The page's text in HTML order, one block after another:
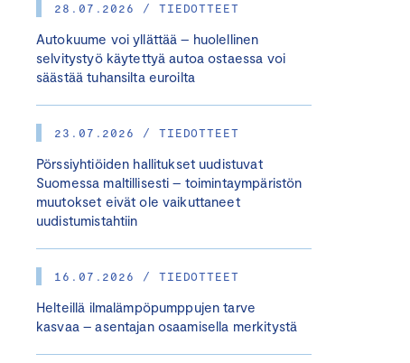
28.07.2026 / TIEDOTTEET
Autokuume voi yllättää – huolellinen
selvitystyö käytettyä autoa ostaessa voi
säästää tuhansilta euroilta
23.07.2026 / TIEDOTTEET
Pörssiyhtiöiden hallitukset uudistuvat
Suomessa maltillisesti – toimintaympäristön
muutokset eivät ole vaikuttaneet
uudistumistahtiin
16.07.2026 / TIEDOTTEET
Helteillä ilmalämpöpumppujen tarve
kasvaa – asentajan osaamisella merkitystä